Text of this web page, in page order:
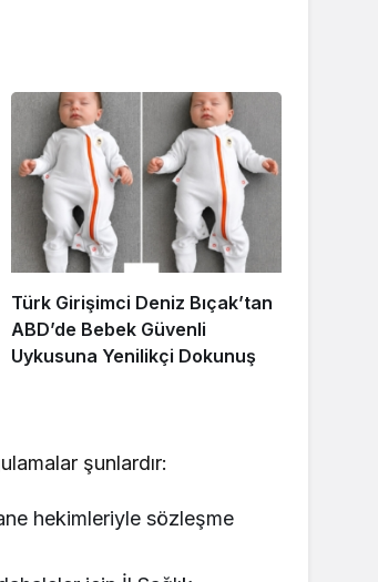
Türk Girişimci Deniz Bıçak’tan
ABD’de Bebek Güvenli
Uykusuna Yenilikçi Dokunuş
şunlardır:
hekimleriyle sözleşme